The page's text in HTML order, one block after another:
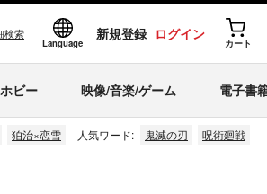
検索
Language
新規登録 ログイン
カート
ホビー 映像/音楽/ゲーム 電子書
狛治×恋雪 人気ワード: 鬼滅の刃 呪術廻戦